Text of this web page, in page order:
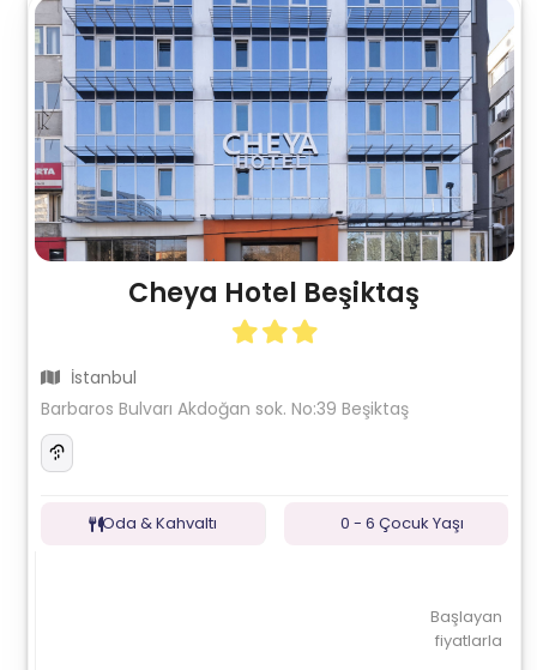
Cheya Hotel Beşiktaş
İstanbul
Barbaros Bulvarı Akdoğan sok. No:39 Beşiktaş
Oda & Kahvaltı 0 - 6 Çocuk Yaşı
Başlayan
fiyatlarla